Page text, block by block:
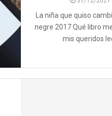
La niña que quiso
negre 2017 Qué libro
mis queridos